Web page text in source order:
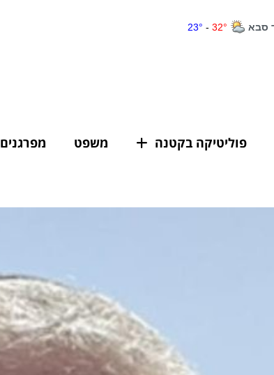
פוליטיקה בקטנה משפט מפרגנים